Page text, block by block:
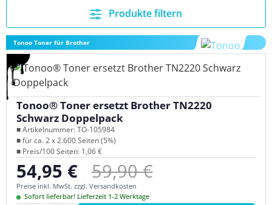
Produkte filtern
Tonoo Toner für Brother
Tonoo® Toner ersetzt Brother TN2220
Schwarz Doppelpack
■ Artikelnummer: TO-105984
■ für ca. 2 x 2.600 Seiten (5%)
■ Preis/100 Seiten: 1,06 €
Verkaufspreis:
54,95 € Regulärer Preis:
59,90 €
Preise inkl. MwSt. zzgl. Versandkosten
Sofort lieferbar! Lieferzeit 1-2 Werktage